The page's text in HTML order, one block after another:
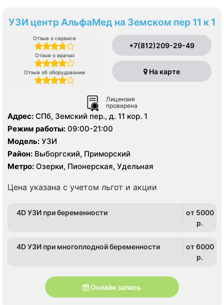
УЗИ центр АльфаМед на Земском пер 11 к 1
Отзыв о сервисе
Отзыв о врачах
Отзыв об оборудовании
+7(812)209-29-49
На карте
Лицензия
проверена
Адрес: СПб, Земский пер., д. 11 кор. 1
Режим работы: 09:00-21:00
Модель: УЗИ
Район: Выборгский, Приморский
Метро: Озерки, Пионерская, Удельная
Цена указана с учетом льгот и акции
4D УЗИ при беременности
от 5000
p.
4D УЗИ при многоплодной беременности
от 6000
p.
Онлайн запись